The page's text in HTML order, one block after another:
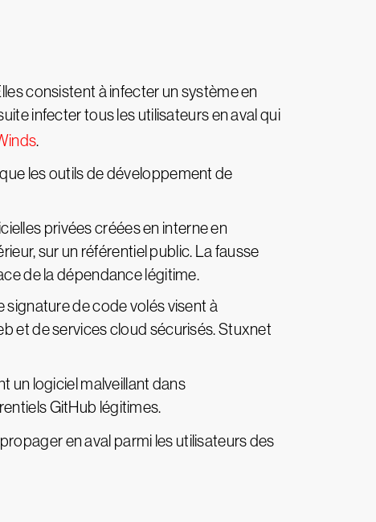
consistent à infecter un système en
infecter tous les utilisateurs en aval qui
.
les outils de développement de
privées créées en interne en
sur un référentiel public. La fausse
de la dépendance légitime.
de code volés visent à
et de services cloud sécurisés. Stuxnet
un logiciel malveillant dans
GitHub légitimes.
en aval parmi les utilisateurs des